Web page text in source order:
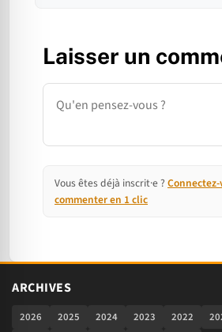
Laisser un
Commentaire
Vous êtes déjà inscrit·e ?
commenter en 1 clic
ARCHIVES
2026 2025 2024 2023 2022